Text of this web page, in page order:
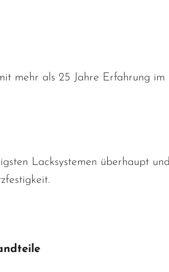
mehr als 25 Jahre Erfahrung im
Lacksystemen überhaupt